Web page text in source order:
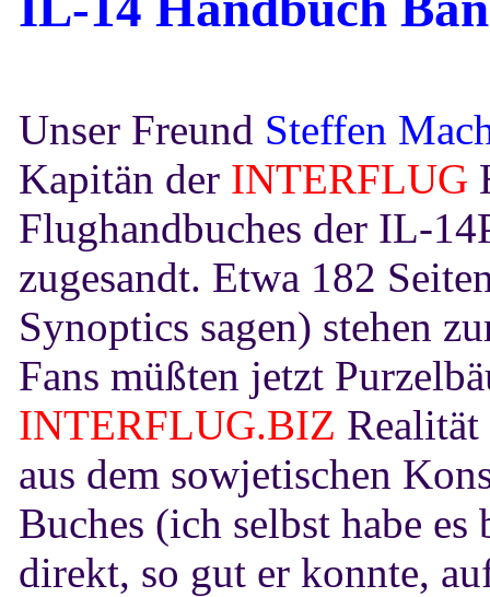
Unser Freund Steffen
Kapitän der INTERFLUG
Flughandbuches der IL-
zugesandt. Etwa 182
Synoptics sagen) stehen
Fans müßten jetzt
INTERFLUG.BIZ
aus dem sowjetischen
Buches (ich selbst habe
direkt, so gut er konnte,